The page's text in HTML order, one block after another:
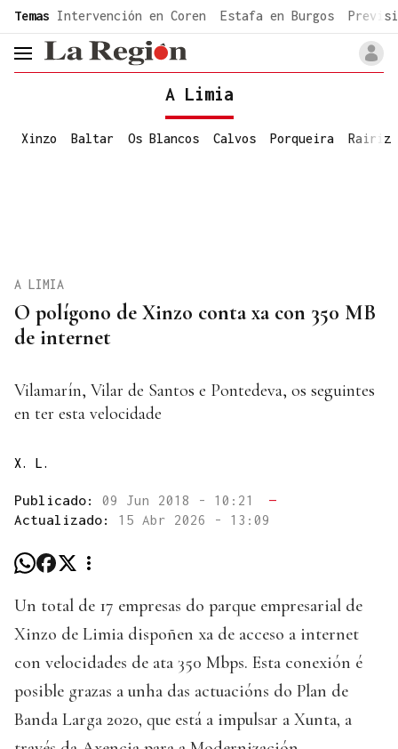
common.go-to-content
Temas Intervención en Coren Estafa en Burgos
header.menu.open
A Limia
Xinzo Baltar Os Blancos Calvos Porqueira Rairiz
O polígono de Xinzo conta xa con 350 MB
de internet
A LIMIA
Vilamarín, Vilar de Santos e Pontedeva, os seguintes
en ter esta velocidade
X. L.
Publicado: 09 Jun 2018 - 10:21
—
Actualizado: 15 Abr 2026 - 13:09
Un total de 17 empresas do parque empresarial de
Xinzo de Limia dispoñen xa de acceso a internet
con velocidades de ata 350 Mbps. Esta conexión é
posible grazas a unha das actuacións do Plan de
Banda Larga 2020, que está a impulsar a Xunta, a